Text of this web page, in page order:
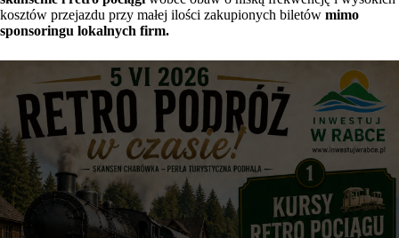
kosztów przejazdu przy małej ilości zakupionych biletów mimo
sponsoringu lokalnych firm.